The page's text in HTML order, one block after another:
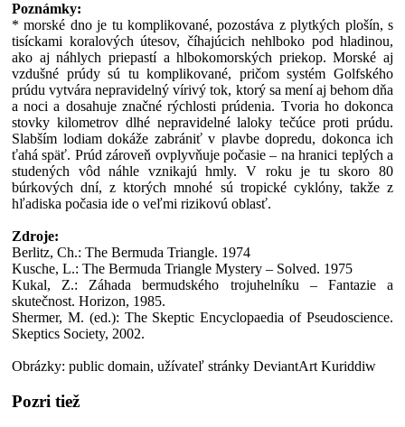
Poznámky:
* morské dno je tu komplikované, pozostáva z plytkých plošín, s
tisíckami koralových útesov, číhajúcich nehlboko pod hladinou,
ako aj náhlych priepastí a hlbokomorských priekop. Morské aj
vzdušné prúdy sú tu komplikované, pričom systém Golfského
prúdu vytvára nepravidelný vírivý tok, ktorý sa mení aj behom dňa
a noci a dosahuje značné rýchlosti prúdenia. Tvoria ho dokonca
stovky kilometrov dlhé nepravidelné laloky tečúce proti prúdu.
Slabším lodiam dokáže zabrániť v plavbe dopredu, dokonca ich
ťahá späť. Prúd zároveň ovplyvňuje počasie – na hranici teplých a
studených vôd náhle vznikajú hmly. V roku je tu skoro 80
búrkových dní, z ktorých mnohé sú tropické cyklóny, takže z
hľadiska počasia ide o veľmi rizikovú oblasť.
Zdroje:
Berlitz, Ch.: The Bermuda Triangle. 1974
Kusche, L.: The Bermuda Triangle Mystery – Solved. 1975
Kukal, Z.: Záhada bermudského trojuhelníku – Fantazie a
skutečnost. Horizon, 1985.
Shermer, M. (ed.): The Skeptic Encyclopaedia of Pseudoscience.
Skeptics Society, 2002.
Obrázky: public domain, užívateľ stránky DeviantArt Kuriddiw
Pozri tiež